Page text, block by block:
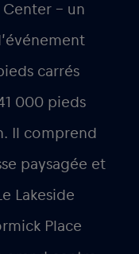
Center – un
carrés
000 pieds
Il comprend
paysagée et
Lakeside
Place